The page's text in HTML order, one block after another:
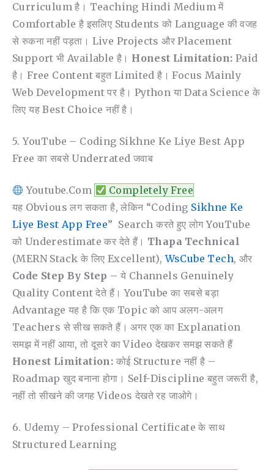
Curriculum है। Teaching Hindi Medium में
Comfortable है इसलिए Students को Language की वजह
से रुकना नहीं पड़ता। Live Projects और Placement
Support भी Available है। Honest Limitation: Paid
है। Free Content बहुत Limited है। Focus Mainly
Web Development पर है। Python या Data Science के
लिए यह Best Choice नहीं है।
5. YouTube – Coding Sikhne Ke Liye Best App
Free का सबसे Underrated जवाब
Youtube.com
Completely Free
यह Obvious लग सकता है, लेकिन “coding Sikhne Ke
Liye Best App Free” Search करते हुए लोग YouTube
को Underestimate कर देते हैं। Thapa Technical
(MERN Stack के लिए Excellent),WsCube Tech, और
Code Step By Step – ये Channels Genuinely
Quality Content देते हैं। YouTube का सबसे बड़ा
Advantage यह है कि एक Topic को आप अलग-अलग
Teachers से सीख सकते हैं। अगर एक का Explanation
समझ में नहीं आया, तो दूसरे का Video देखकर समझ सकते हैं
Honest Limitation: कोई Structure नहीं है –
Roadmap खुद बनाना होगा। Self-Discipline बहुत जरूरी है,
नहीं तो सीखने की जगह Videos देखते रह जाओगे।
6. Udemy – Professional Certificate के साथ
Structured Learning